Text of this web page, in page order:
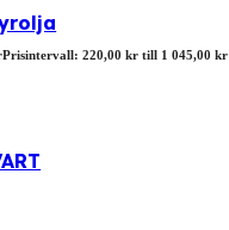
Prisintervall: 220,00 kr till 1 045,00 kr